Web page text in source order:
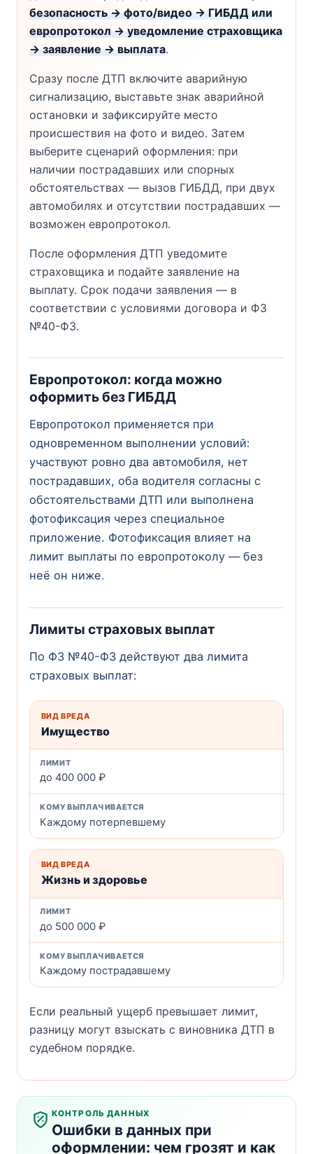
безопасность → фото/видео → ГИБДД или
европротокол → уведомление страховщика
→ заявление → выплата.
Сразу после ДТП включите аварийную
сигнализацию, выставьте знак аварийной
остановки и зафиксируйте место
происшествия на фото и видео. Затем
выберите сценарий оформления: при
наличии пострадавших или спорных
обстоятельствах — вызов ГИБДД, при двух
автомобилях и отсутствии пострадавших —
возможен европротокол.
После оформления ДТП уведомите
страховщика и подайте заявление на
выплату. Срок подачи заявления — в
соответствии с условиями договора и ФЗ
№40-ФЗ.
Европротокол: когда можно
оформить без ГИБДД
Европротокол применяется при
одновременном выполнении условий:
участвуют ровно два автомобиля, нет
пострадавших, оба водителя согласны с
обстоятельствами ДТП или выполнена
фотофиксация через специальное
приложение. Фотофиксация влияет на
лимит выплаты по европротоколу — без
неё он ниже.
Лимиты страховых выплат
По ФЗ №40-ФЗ действуют два лимита
страховых выплат:
Имущество
до 400 000 ₽
Каждому потерпевшему
Жизнь и здоровье
до 500 000 ₽
Каждому пострадавшему
Если реальный ущерб превышает лимит,
разницу могут взыскать с виновника ДТП в
судебном порядке.
КОНТРОЛЬ ДАННЫХ
Ошибки в данных при
оформлении: чем грозят и как